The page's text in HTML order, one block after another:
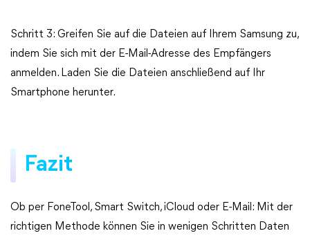
Schritt 3: Greifen Sie auf die Dateien auf Ihrem Samsung zu,
indem Sie sich mit der E-Mail-Adresse des Empfängers
anmelden. Laden Sie die Dateien anschließend auf Ihr
Smartphone herunter.
Fazit
Ob per FoneTool, Smart Switch, iCloud oder E-Mail: Mit der
richtigen Methode können Sie in wenigen Schritten Daten